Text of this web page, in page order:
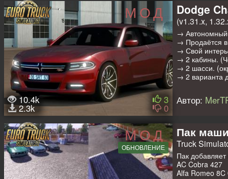
прицеп) и
прицепы этим
Тюнинг
-1 Антенна
-1 Спойлер
-5 Глушителей
-14 Колёс
-Много слотов
МОД
10.4k
2.3k
3
0
Dodge
(v1.31.x,
→
→ Продаётся
→ Свой
→ 2 кабины.
→ 2 шасси.
→ 2 варианта
→ Красится.
Мод на
Мод на
прицеп) и
прицепы этим
Автор:
МОД
ОБНОВЛЕНИЕ
Пак
Truck
Пак
AC Cobra 427
Alfa Romeo